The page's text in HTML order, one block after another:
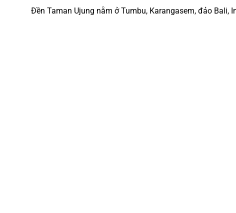
Đền Taman Ujung nằm ở Tumbu, Karangasem, đảo Bali,